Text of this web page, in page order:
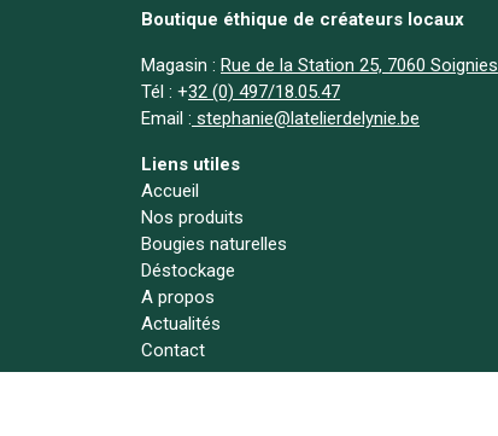
Boutique éthique de créateurs locaux
Magasin : Rue de la Station 25, 7060 Soignies
Tél : +32 (0) 497/18.05.47
Email : stephanie@latelierdelynie.be
Liens utiles
Accueil
Nos produits
Bougies naturelles
Déstockage
A propos
Actualités
Contact